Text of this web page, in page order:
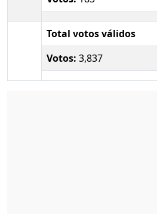
Total votos válidos
Votos: 3,837